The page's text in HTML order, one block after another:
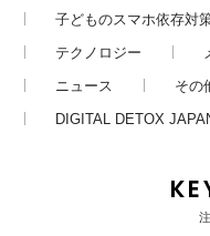
子どものスマホ依存対
テクノロジー
ニュース
その
DIGITAL DETOX